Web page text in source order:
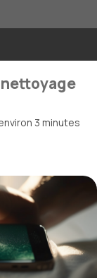
3 minutes